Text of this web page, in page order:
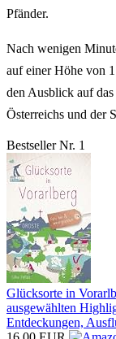
Pfänder.
Nach wenigen
auf einer Höhe von
den Ausblick auf
Österreichs und der
Bestseller Nr. 1
Glücksorte in
ausgewählten
Entdeckungen,